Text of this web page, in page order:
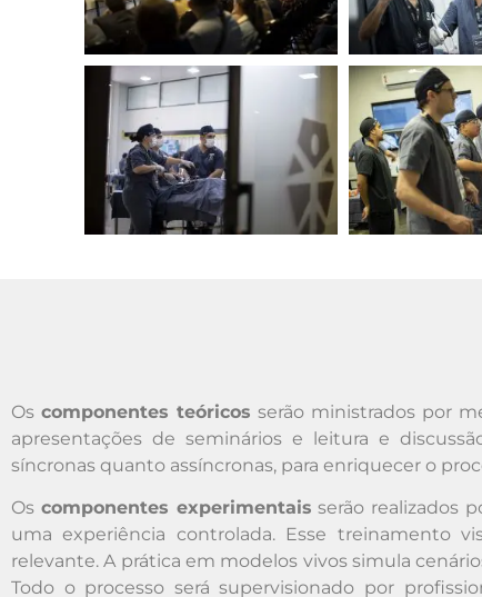
Os componentes teóricos serão ministrados por
apresentações de seminários e leitura e
síncronas quanto assíncronas, para enriquecer o
Os componentes experimentais serão realizados
uma experiência controlada. Esse treinamento
relevante. A prática em modelos vivos simula
Todo o processo será supervisionado por